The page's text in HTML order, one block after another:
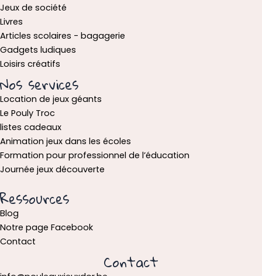
Jeux de société
Livres
Articles scolaires - bagagerie
Gadgets ludiques
Loisirs créatifs
Nos services
Location de jeux géants
Le Pouly Troc
listes cadeaux
Animation jeux dans les écoles
Formation pour professionnel de l’éducation
Journée jeux découverte
Ressources
Blog
Notre page Facebook
Contact
Contact